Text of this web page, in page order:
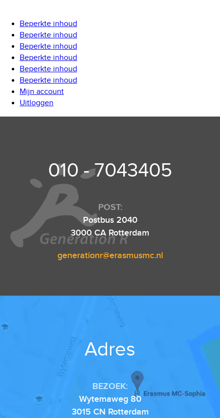
Beperkte inhoud
Beperkte inhoud
Beperkte inhoud
Beperkte inhoud
Beperkte inhoud
Beperkte inhoud
Mijn account
Uitloggen
010 - 7043405
POST:
Postbus 2040
3000 CA Rotterdam
generationr@erasmusmc.nl
Adres
BEZOEK:
Wytemaweg 80
3015 CN Rotterdam